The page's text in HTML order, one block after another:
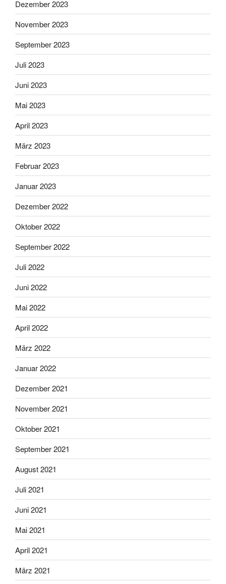
Dezember 2023
November 2023
September 2023
Juli 2023
Juni 2023
Mai 2023
April 2023
März 2023
Februar 2023
Januar 2023
Dezember 2022
Oktober 2022
September 2022
Juli 2022
Juni 2022
Mai 2022
April 2022
März 2022
Januar 2022
Dezember 2021
November 2021
Oktober 2021
September 2021
August 2021
Juli 2021
Juni 2021
Mai 2021
April 2021
März 2021